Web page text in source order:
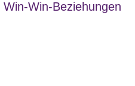
Win-Beziehungen